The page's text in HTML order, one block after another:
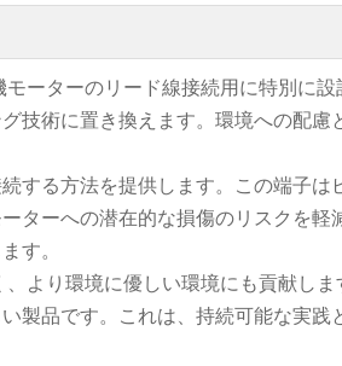
ーターのリード線接続用に特別に設
技術に置き換えます。環境への配慮
する方法を提供します。この端子は
ーへの潜在的な損傷のリスクを軽
す。
より環境に優しい環境にも貢献しま
製品です。これは、持続可能な実践